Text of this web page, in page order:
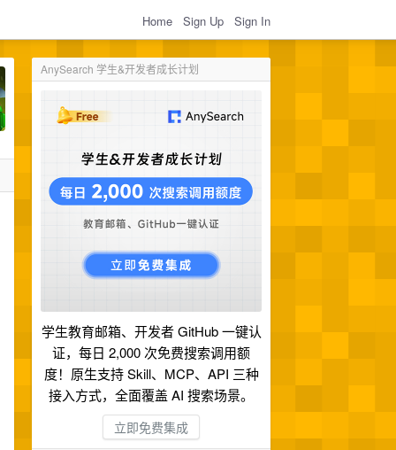
Home Sign Up Sign In
AnySearch 学生&开发者成长计划
学生教育邮箱、开发者 GitHub 一键认
证，每日 2,000 次免费搜索调用额
度！原生支持 Skill、MCP、API 三种
接入方式，全面覆盖 AI 搜索场景。
立即免费集成